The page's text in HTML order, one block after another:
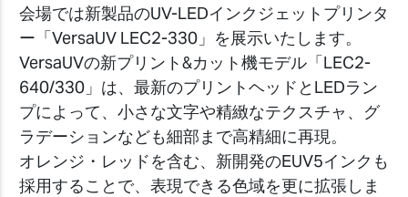
会場では新製品のUV-LEDインクジェットプリンタ
ー「VersaUV LEC2-330」を展示いたします。
VersaUVの新プリント&カット機モデル「LEC2-
640/330」は、最新のプリントヘッドとLEDラン
プによって、小さな文字や精緻なテクスチャ、グ
ラデーションなども細部まで高精細に再現。
オレンジ・レッドを含む、新開発のEUV5インクも
採用することで、表現できる色域を更に拡張しま